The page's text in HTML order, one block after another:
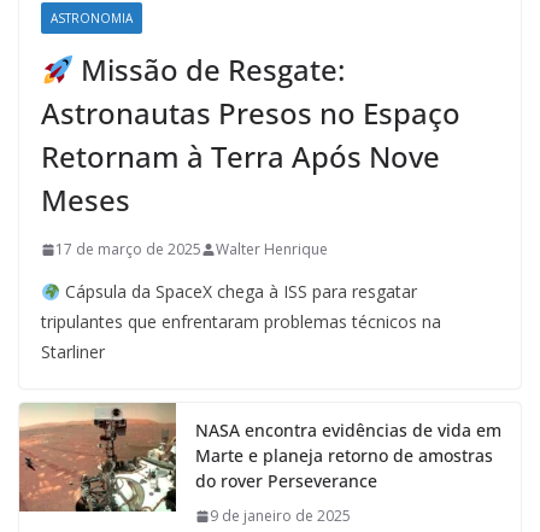
ASTRONOMIA
Missão de Resgate:
Astronautas Presos no Espaço
Retornam à Terra Após Nove
Meses
17 de março de 2025 Walter Henrique
Cápsula da SpaceX chega à ISS para resgatar
tripulantes que enfrentaram problemas técnicos na
Starliner
NASA encontra evidências de vida em
Marte e planeja retorno de amostras
do rover Perseverance
9 de janeiro de 2025